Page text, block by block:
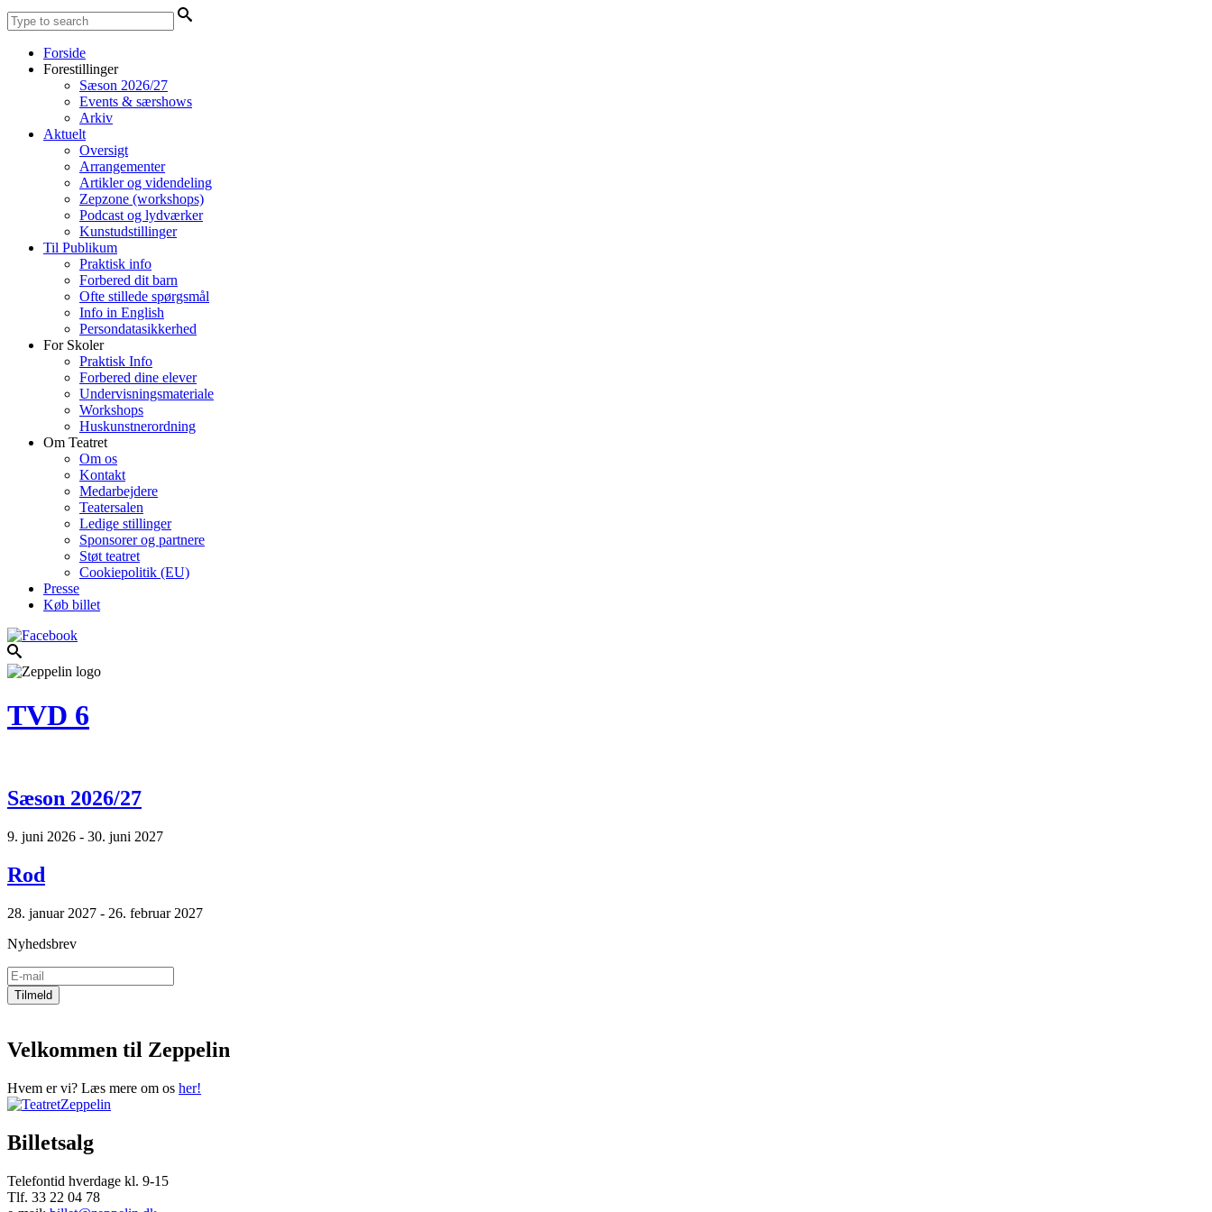
Forside
Forestillinger
Sæson 2026/27
Events & særshows
Arkiv
Aktuelt
Oversigt
Arrangementer
Artikler og videndeling
Zepzone (workshops)
Podcast og lydværker
Kunstudstillinger
Til Publikum
Praktisk info
Forbered dit barn
Ofte stillede spørgsmål
Info in English
Persondatasikkerhed
For Skoler
Praktisk Info
Forbered dine elever
Undervisningsmateriale
Workshops
Huskunstnerordning
Om Teatret
Om os
Kontakt
Medarbejdere
Teatersalen
Ledige stillinger
Sponsorer og partnere
Støt teatret
Cookiepolitik (EU)
Presse
Køb billet
TVD 6
Sæson 2026/27
9. juni 2026 - 30. juni 2027
Rod
28. januar 2027 - 26. februar 2027
Nyhedsbrev
Velkommen til Zeppelin
Hvem er vi? Læs mere om os her!
Billetsalg
Telefontid hverdage kl. 9-15
Tlf. 33 22 04 78